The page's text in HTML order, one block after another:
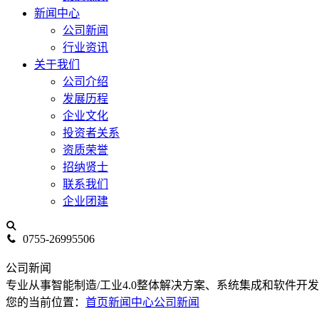
新闻中心
公司新闻
行业资讯
关于我们
公司介绍
发展历程
企业文化
投资者关系
资质荣誉
招纳贤士
联系我们
企业团建
0755-26995506
公司新闻
专业从事智能制造/工业4.0整体解决方案、系统集成和软件开发
您的当前位置： 首页新闻中心公司新闻